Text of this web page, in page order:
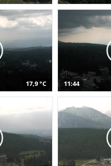
17,9 °C 11:44